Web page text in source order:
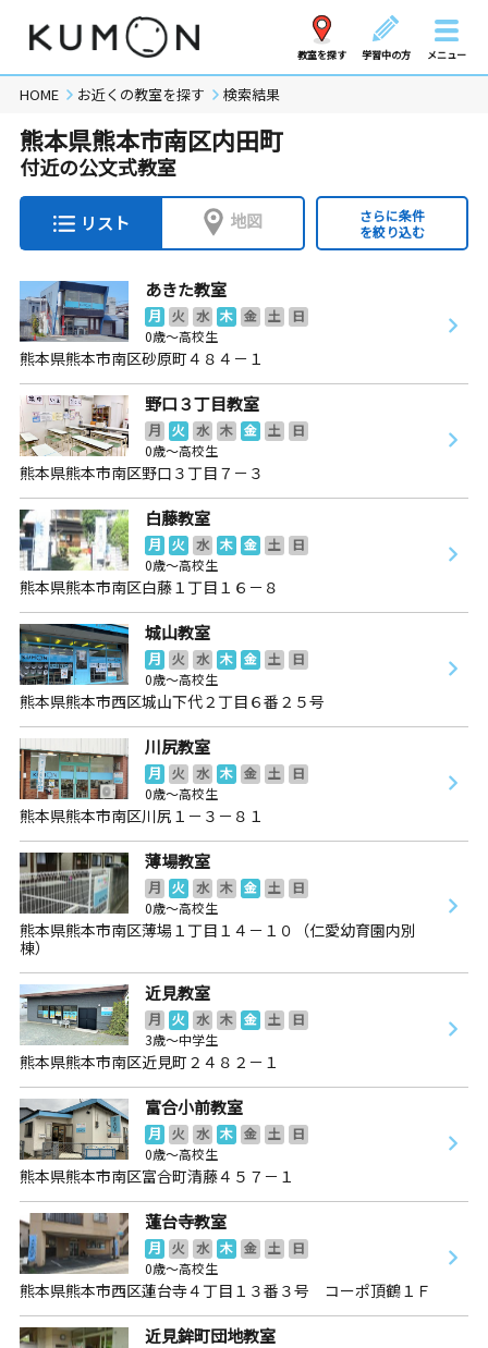
教室を探す 学習中の方 メニュー
HOME お近くの教室を探す 検索結果
熊本県熊本市南区内田町
付近の公文式教室
リスト 地図
さらに条件
を絞り込む
あきた教室
月 火 水 木 金 土
日
0歳～高校生
熊本県熊本市南区砂原町４８４－１
野口３丁目教室
月 火 水 木 金 土
日
0歳～高校生
熊本県熊本市南区野口３丁目７－３
白藤教室
月 火 水 木 金 土
日
0歳～高校生
熊本県熊本市南区白藤１丁目１６－８
城山教室
月 火 水 木 金 土
日
0歳～高校生
熊本県熊本市西区城山下代２丁目６番２５号
川尻教室
月 火 水 木 金 土
日
0歳～高校生
熊本県熊本市南区川尻１－３－８１
薄場教室
月 火 水 木 金 土
日
0歳～高校生
熊本県熊本市南区薄場１丁目１４－１０（仁愛幼育園内別
棟）
近見教室
月 火 水 木 金 土
日
3歳～中学生
熊本県熊本市南区近見町２４８２－１
富合小前教室
月 火 水 木 金 土
日
0歳～高校生
熊本県熊本市南区富合町清藤４５７－１
蓮台寺教室
月 火 水 木 金 土
日
0歳～高校生
熊本県熊本市西区蓮台寺４丁目１３番３号 コーポ頂鶴１Ｆ
近見鉾町団地教室